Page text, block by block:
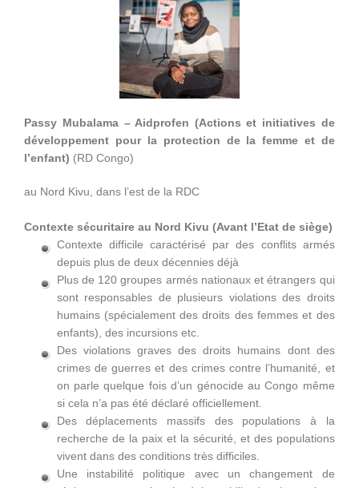
Passy Mubalama – Aidprofen (Actions et initiatives de
développement pour la protection de la femme et de
l’enfant) (RD Congo)
au Nord Kivu, dans l’est de la RDC
Contexte sécuritaire au Nord Kivu (Avant l’Etat de siège)
Contexte difficile caractérisé par des conflits armés
depuis plus de deux décennies déjà
Plus de 120 groupes armés nationaux et étrangers qui
sont responsables de plusieurs violations des droits
humains (spécialement des droits des femmes et des
enfants), des incursions etc.
Des violations graves des droits humains dont des
crimes de guerres et des crimes contre l’humanité, et
on parle quelque fois d’un génocide au Congo même
si cela n’a pas été déclaré officiellement.
Des déplacements massifs des populations à la
recherche de la paix et la sécurité, et des populations
vivent dans des conditions très difficiles.
Une instabilité politique avec un changement de